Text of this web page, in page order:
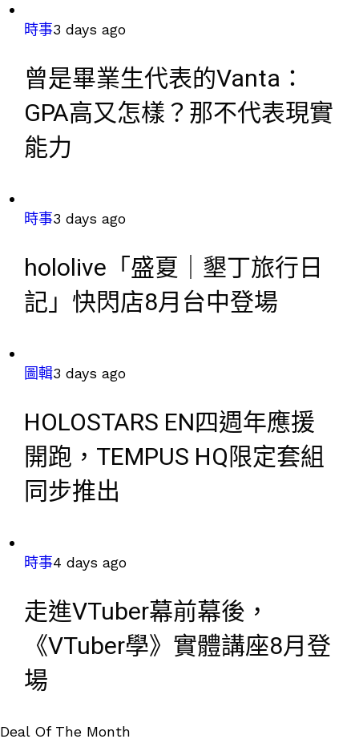
時事3 days ago
曾是畢業生代表的Vanta：
GPA高又怎樣？那不代表現實
能力
時事3 days ago
hololive「盛夏｜墾丁旅行日
記」快閃店8月台中登場
圖輯3 days ago
HOLOSTARS EN四週年應援
開跑，TEMPUS HQ限定套組
同步推出
時事4 days ago
走進VTuber幕前幕後，
《VTuber學》實體講座8月登
場
Deal Of The Month